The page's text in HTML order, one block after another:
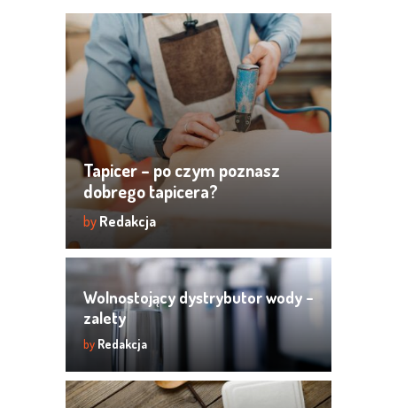
Tapicer – po czym poznasz
dobrego tapicera?
by Redakcja
Wolnostojący dystrybutor wody –
zalety
by Redakcja